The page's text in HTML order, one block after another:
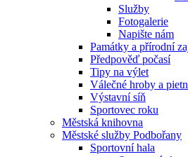
Služby
Fotogalerie
Napište nám
Památky a přírodní
Předpověď počasí
Tipy na výlet
Válečné hroby a
Výstavní síň
Sportovec roku
Městská knihovna
Městské služby Podbořany
Sportovní hala